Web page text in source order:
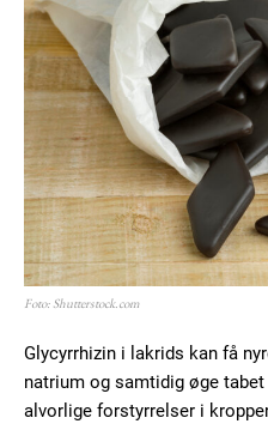
Foto: Shutterstock.com
Glycyrrhizin i lakrids kan få
natrium og samtidig øge
alvorlige forstyrrelser i